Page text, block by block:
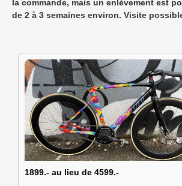
la commande, mais un enlèvement est
de 2 à 3 semaines environ. Visite
1899.- au lieu de 4599.-